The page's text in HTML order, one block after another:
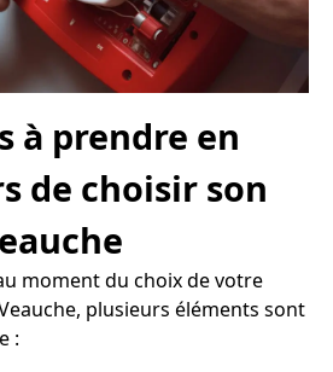
à prendre en
de choisir son
moment du choix de votre
plusieurs éléments sont
: